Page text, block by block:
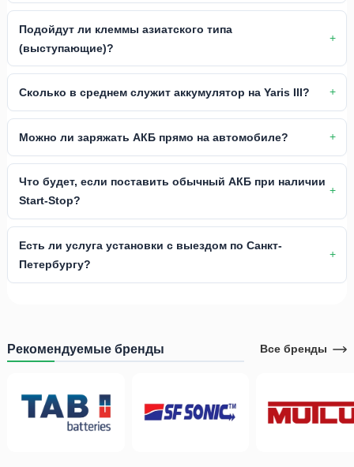
Подойдут ли клеммы азиатского типа
(выступающие)?
Сколько в среднем служит аккумулятор на Yaris III?
Можно ли заряжать АКБ прямо на автомобиле?
Что будет, если поставить обычный АКБ при наличии
Start-Stop?
Есть ли услуга установки с выездом по Санкт-
Петербургу?
Рекомендуемые бренды Все бренды